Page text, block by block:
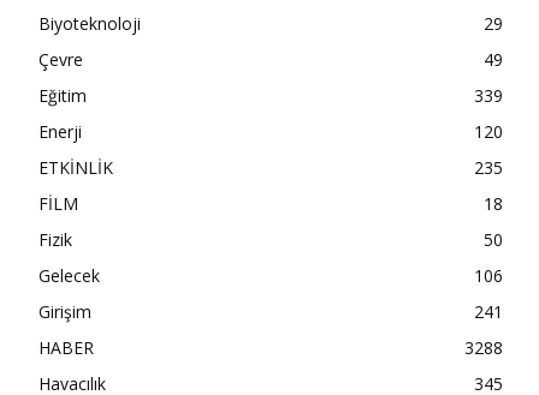
Biyoteknoloji
29
Çevre
49
Eğitim
339
Enerji
120
ETKİNLİK
235
FİLM
18
Fizik
50
Gelecek
106
Girişim
241
HABER
3288
Havacılık
345